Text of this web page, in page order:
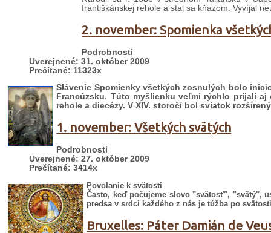
františkánskej rehole a stal sa kňazom. Vyvíjal
2. november: Spomienka
Podrobnosti
Uverejnené: 31. október 2009
Prečítané: 11323x
Slávenie Spomienky všetkých zosnulých bolo
Francúzsku. Túto myšlienku veľmi rýchlo prijali
rehole a diecézy. V XIV. storočí bol sviatok
1. november: Všetkých svätých
Podrobnosti
Uverejnené: 27. október 2009
Prečítané: 3414x
Povolanie k svätosti
Často, keď počujeme slovo "svätosť", "svätý",
predsa v srdci každého z nás je túžba po
Bruxelles: Páter Damián de